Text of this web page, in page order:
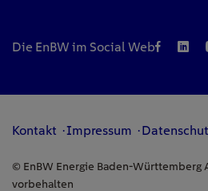
Die EnBW im Social Web
Kontakt Impressum
© EnBW Energie Baden-Württemberg
vorbehalten